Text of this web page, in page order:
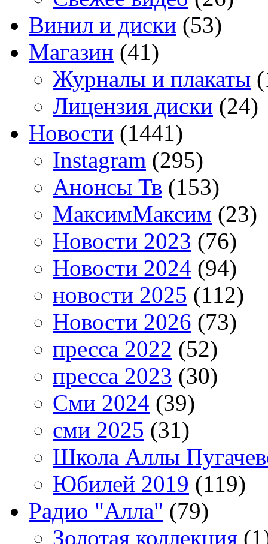
Винил и диски (53)
Магазин (41)
Журналы и плакаты
Лицензия диски (24)
Новости (1441)
Instagram (295)
Анонсы Тв (153)
МаксимМаксим (23)
Новости 2023 (76)
Новости 2024 (94)
новости 2025 (112)
Новости 2026 (73)
пресса 2022 (52)
пресса 2023 (30)
Сми 2024 (39)
сми 2025 (31)
Школа Аллы
Юбилей 2019 (119)
Радио "Алла" (79)
Золотая коллекция